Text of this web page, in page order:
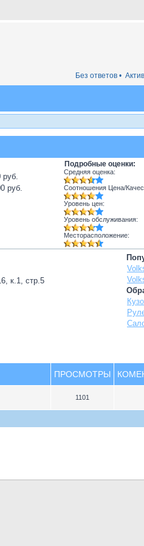
Без ответов •
руб.
руб.
Подробные оценки:
Средняя оценка:
Соотношения Цена/
Уровень цен:
Уровень обслуживания:
Месторасположение:
к.1, стр.5
ПРОСМОТРЫ
1101